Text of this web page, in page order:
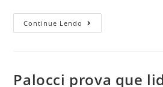
Continue Lendo
Palocci prova que